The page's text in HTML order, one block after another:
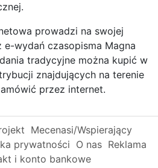
prowadzi na swojej
wydań czasopisma Magna
tradycyjne można kupić w
znajdujących na terenie
przez internet.
Mecenasi/Wspierający
prywatności O nas Reklama
i konto bankowe